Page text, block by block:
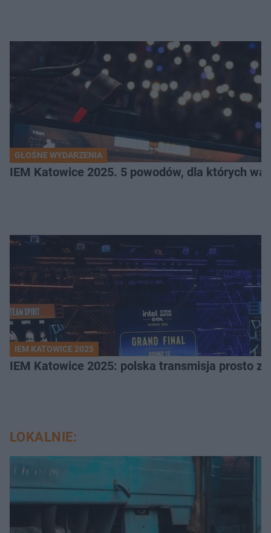
GŁOŚNE WYDARZENIA
IEM Katowice 2025. 5 powodów, dla których
IEM KATOWICE 2025
IEM Katowice 2025: polska transmisja prosto
LOKALNIE: